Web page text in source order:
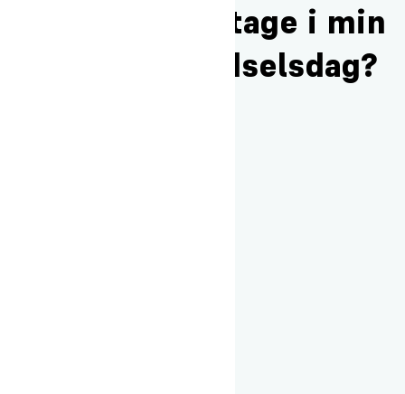
om jeg kan deltage i min
mors runde fødselsdag?